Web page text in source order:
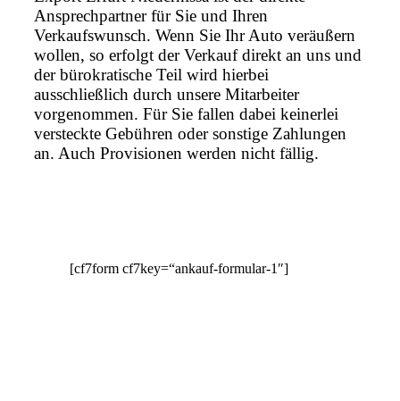
Ansprechpartner für Sie und Ihren
Verkaufswunsch. Wenn Sie Ihr Auto veräußern
wollen, so erfolgt der Verkauf direkt an uns und
der bürokratische Teil wird hierbei
ausschließlich durch unsere Mitarbeiter
vorgenommen. Für Sie fallen dabei keinerlei
versteckte Gebühren oder sonstige Zahlungen
an. Auch Provisionen werden nicht fällig.
[cf7form cf7key=“ankauf-formular-1″]